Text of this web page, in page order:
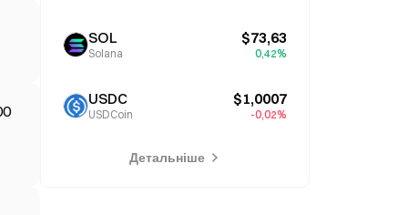
SOL
Solana
$73,63
0,42%
USDC
USDCoin
$1,0007
-0,02%
Детальніше